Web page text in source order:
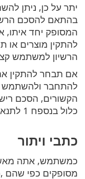
יתר על כן, ניתן
המסופק יחד איתו,
להתקין מוצרים או
הרשיון למשתמש
אם תבחר להתקין
להתחבר ולהשתמש
הקשורים, הסכם
כלול בנספח 1 לתנאים אלה יחול עליך.
כתבי ויתור
כמשתמש, אתה